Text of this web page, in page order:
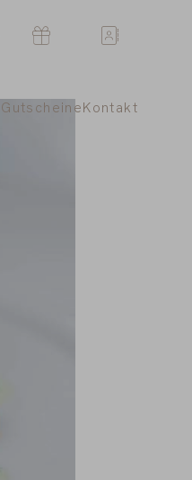
GutscheineKontakt